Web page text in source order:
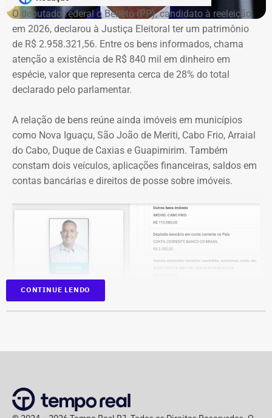
serviços e programas públicos. Um exemplo disso,
segundo a Ação Popular, foram as publicações em que
Crivella aparece anunciando entregas de obras e
reformas de praças, além de mensagens em primeira
pessoa, como: “Estamos aqui recuperando os aparelhos
da praça”.
*Com informações do g1
O deputado federal o Bebeto (PP), candidato à reeleição
em 2026, declarou à Justiça Eleitoral ter um patrimônio
de R$ 2.958.321,56. Entre os bens informados, chama
atenção a existência de R$ 840 mil em dinheiro em
espécie, valor que representa cerca de 28% do total
declarado pelo parlamentar.
A relação de bens reúne ainda imóveis em municípios
como Nova Iguaçu, São João de Meriti, Cabo Frio, Arraial
do Cabo, Duque de Caxias e Guapimirim. Também
constam dois veículos, aplicações financeiras, saldos em
contas bancárias e direitos de posse sobre imóveis.
Deputados, o parlamentar havia informado R$
1.065.439,98 em bens. Na época, mantinha R$ 50 mil em
CONTINUE LENDO